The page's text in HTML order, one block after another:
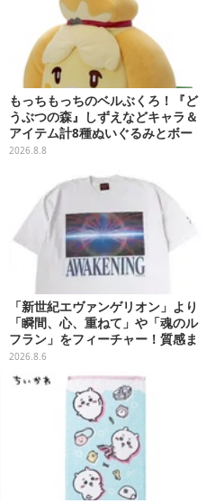
もっちもっちのベルぶくろ！『ど
うぶつの森』しずえなどキャラ＆
アイテム計8種ぬいぐるみとボー
ルチェーン付きマスコットが発売
2026.8.8
「新世紀エヴァンゲリオン」より
「瞬間、心、重ねて」や「魂のル
フラン」をフィーチャー！質感ま
でこだわった高級Tシャツが8月7
日発売
2026.8.6